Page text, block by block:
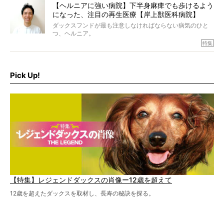
【ヘルニアに強い病院】下半身麻痺でも歩けるよう
になった、注目の再生医療【岸上獣医科病院】
ダックスフンドが最も注意しなければならない病気のひと
つ、ヘルニア。
特集『ヘルニアに、負けない』では、ヘルニアに強い動物
病院のご紹介や、ヘルニアを乗り越えたご家族のインタビ
を点滴投与する治療により、歩けなかった子が投与37日で
特集
Pick Up!
【特集】レジェンドダックスの肖像ー12歳を超えて
12歳を超えたダックスを取材し、長寿の秘訣を探る。